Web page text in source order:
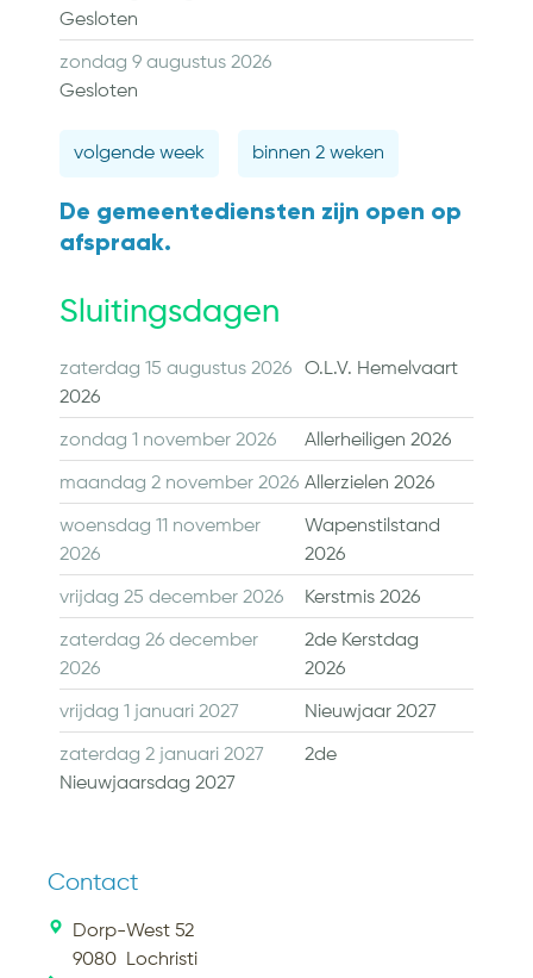
Gesloten
zondag 9 augustus 2026
Gesloten
volgende week binnen 2 weken
De gemeentediensten zijn open op
afspraak.
Sluitingsdagen
zaterdag 15 augustus 2026
O.L.V. Hemelvaart
2026
zondag 1 november 2026 Allerheiligen 2026
maandag 2 november 2026 Allerzielen 2026
woensdag 11 november
2026
Wapenstilstand
2026
vrijdag 25 december 2026 Kerstmis 2026
zaterdag 26 december
2026
2de Kerstdag
2026
vrijdag 1 januari 2027 Nieuwjaar 2027
zaterdag 2 januari 2027
2de
Nieuwjaarsdag 2027
Contact
Dorp-West 52
9080
Lochristi